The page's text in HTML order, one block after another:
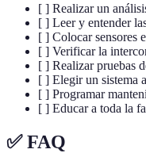
[ ] Realizar un
[ ] Leer y entender
[ ] Colocar sensores
[ ] Verificar la
[ ] Realizar pruebas
[ ] Elegir un sistema
[ ] Programar
[ ] Educar a toda la
✅ FAQ